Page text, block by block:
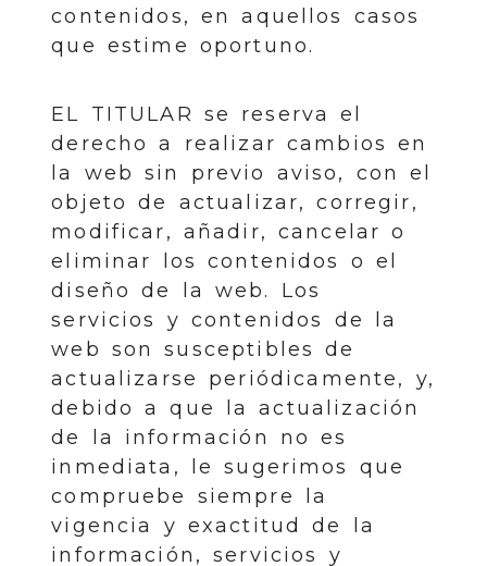
contenidos, en aquellos casos
que estime oportuno.
EL TITULAR se reserva el
derecho a realizar cambios en
la web sin previo aviso, con el
objeto de actualizar, corregir,
modificar, añadir, cancelar o
eliminar los contenidos o el
diseño de la web. Los
servicios y contenidos de la
web son susceptibles de
actualizarse periódicamente, y,
debido a que la actualización
de la información no es
inmediata, le sugerimos que
compruebe siempre la
vigencia y exactitud de la
información, servicios y